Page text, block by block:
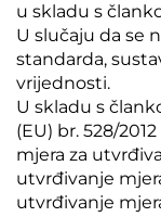
u skladu s
U slučaju da se
standarda,
vrijednosti.
U skladu s
(EU) br. 528/
mjera za
utvrđivanje
utvrđivanje